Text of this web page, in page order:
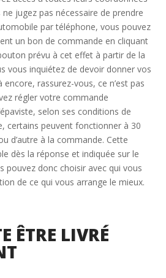
jugez pas nécessaire de prendre
par téléphone, vous pouvez
un bon de commande en cliquant
prévu à cet effet à partir de la
vous inquiétez de devoir donner vos
rassurez-vous, ce n’est pas
régler votre commande
selon ses conditions de
certains peuvent fonctionner à 30
d’autre à la commande. Cette
dès la réponse et indiquée sur le
pouvez donc choisir avec qui vous
de ce qui vous arrange le mieux.
ÊTRE LIVRÉ